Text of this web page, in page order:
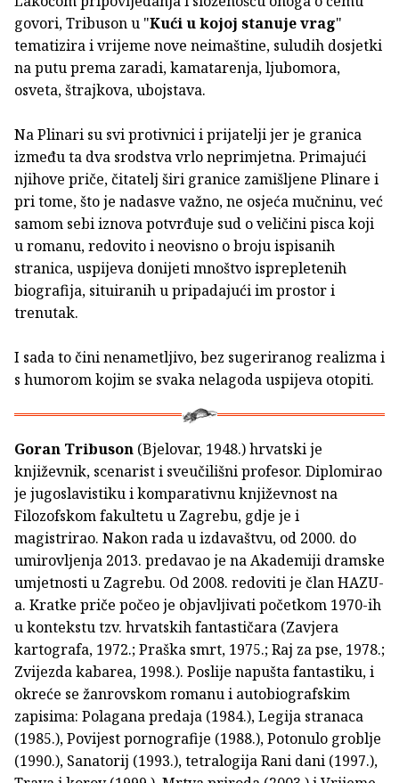
govori, Tribuson u "Kući u kojoj stanuje vrag"
tematizira i vrijeme nove neimaštine, suludih dosjetki
na putu prema zaradi, kamatarenja, ljubomora,
osveta, štrajkova, ubojstava.
Na Plinari su svi protivnici i prijatelji jer je granica
između ta dva srodstva vrlo neprimjetna. Primajući
njihove priče, čitatelj širi granice zamišljene Plinare i
pri tome, što je nadasve važno, ne osjeća mučninu, već
samom sebi iznova potvrđuje sud o veličini pisca koji
u romanu, redovito i neovisno o broju ispisanih
stranica, uspijeva donijeti mnoštvo isprepletenih
biografija, situiranih u pripadajući im prostor i
trenutak.
I sada to čini nenametljivo, bez sugeriranog realizma i
s humorom kojim se svaka nelagoda uspijeva otopiti.
Goran Tribuson (Bjelovar, 1948.) hrvatski je
književnik, scenarist i sveučilišni profesor. Diplomirao
je jugoslavistiku i komparativnu književnost na
Filozofskom fakultetu u Zagrebu, gdje je i
magistrirao. Nakon rada u izdavaštvu, od 2000. do
umirovljenja 2013. predavao je na Akademiji dramske
umjetnosti u Zagrebu. Od 2008. redoviti je član HAZU-
a. Kratke priče počeo je objavljivati početkom 1970-ih
u kontekstu tzv. hrvatskih fantastičara (Zavjera
kartografa, 1972.; Praška smrt, 1975.; Raj za pse, 1978.;
Zvijezda kabarea, 1998.). Poslije napušta fantastiku, i
okreće se žanrovskom romanu i autobiografskim
zapisima: Polagana predaja (1984.), Legija stranaca
(1985.), Povijest pornografije (1988.), Potonulo groblje
(1990.), Sanatorij (1993.), tetralogija Rani dani (1997.),